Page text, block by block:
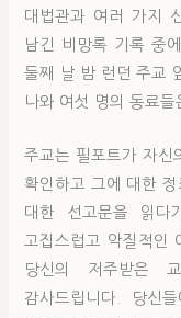
대법관과 여러 가지
남긴 비망록 기록 중
둘째 날 밤 런던 주교
나와 여섯 명의 동료
주교는 필포트가 자신
확인하고 그에 대한
대한 선고문을 읽다
고집스럽고 악질적인
당신의 저주받은
감사드립니다. 당신